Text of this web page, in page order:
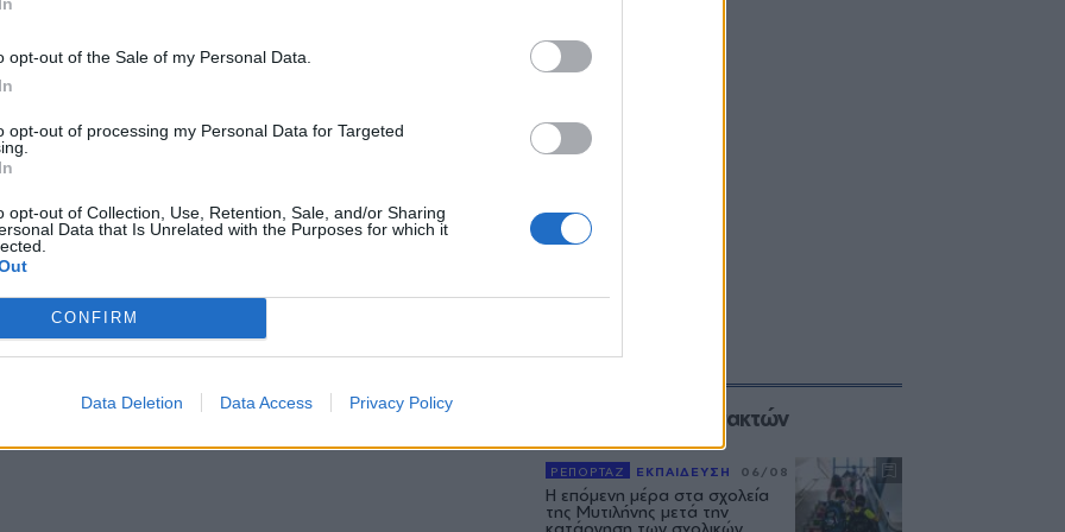
opt-out of the Sale of my Personal Data.
opt-out of processing my Personal Data for Targeted
opt-out of Collection, Use, Retention, Sale, and/or Sharing
Data that Is Unrelated with the Purposes for which it
CONFIRM
Data Deletion Data Access Privacy Policy
Επιλογές των Συντακτών
ΡΕΠΟΡΤΑΖ ΕΚΠΑΙΔΕΥΣΗ 06/08
Η επόμενη μέρα στα σχολεία
της Μυτιλήνης μετά την